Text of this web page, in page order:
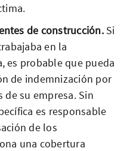
de construcción.Si
en la
es probable que pueda
de indemnización por
de su empresa. Sin
es responsable
de los
una cobertura